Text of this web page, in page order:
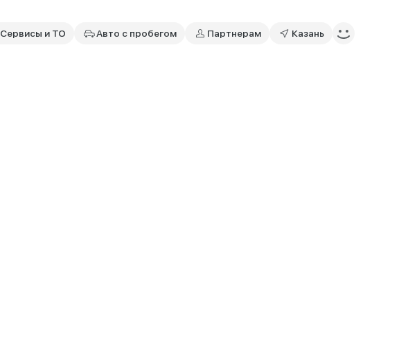
Сервисы и ТО Авто с пробегом Партнерам Казань